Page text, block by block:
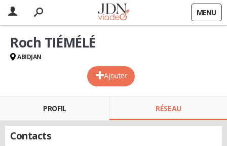
MENU
Ajouter
Roch TIÉMÉLÉ
ABIDJAN
PROFIL RÉSEAU
Contacts